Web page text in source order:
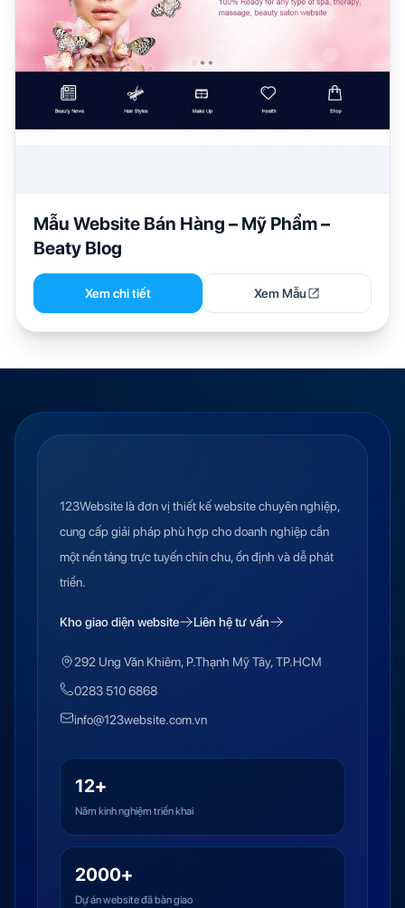
Mẫu Website Bán Hàng – Mỹ Phẩm –
Beaty Blog
Xem chi tiết Xem Mẫu
123Website là đơn vị thiết kế website chuyên nghiệp,
cung cấp giải pháp phù hợp cho doanh nghiệp cần
một nền tảng trực tuyến chỉn chu, ổn định và dễ phát
triển.
Kho giao diện website Liên hệ tư vấn
292 Ung Văn Khiêm, P.Thạnh Mỹ Tây, TP.HCM
0283 510 6868
info@123website.com.vn
12+
Năm kinh nghiệm triển khai
2000+
Dự án website đã bàn giao